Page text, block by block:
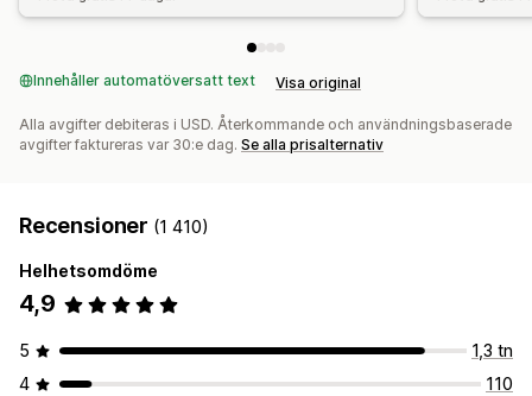
Betalningar
Innehåller automatöversatt text Visa original
Alla avgifter debiteras i USD. Återkommande och användningsbaserade
avgifter faktureras var 30:e dag. Se alla prisalternativ
Recensioner (1 410)
Helhetsomdöme
4,9
5
1,3 tn
4
110